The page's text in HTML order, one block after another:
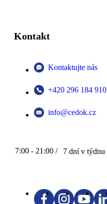
Kontakt
Kontaktujte nás
+420 296 184 910
info@cedok.cz
7:00 - 21:00 / 7 dní v týdnu